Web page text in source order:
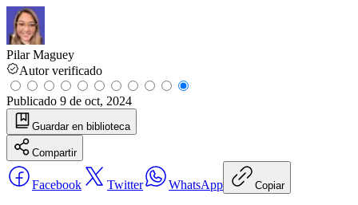
Pilar Maguey
Autor verificado
Publicado 9 de oct, 2024
Guardar en biblioteca
Compartir
Facebook Twitter WhatsApp Copiar